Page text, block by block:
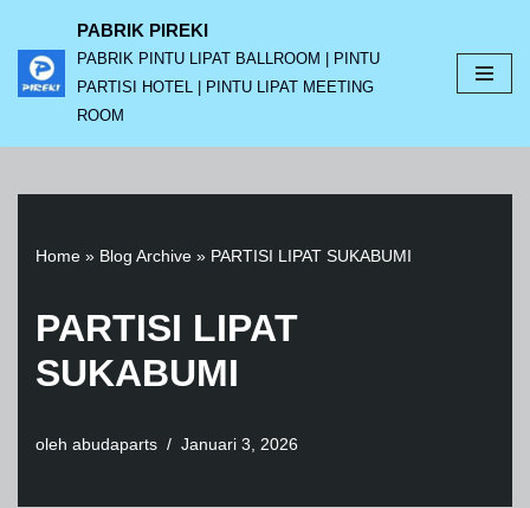
Lompat
ke
PABRIK PIREKI
PABRIK PINTU LIPAT BALLROOM | PINTU
PARTISI HOTEL | PINTU LIPAT MEETING
ROOM
Home » Blog Archive » PARTISI LIPAT SUKABUMI
PARTISI LIPAT
SUKABUMI
oleh abudaparts Januari 3, 2026